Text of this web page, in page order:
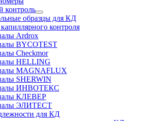
контроль
образцы для КД
контроля
Ardrox
BYCOTEST
Checkmor
HELLING
MAGNAFLUX
SHERWIN
ИНВОТЕКС
КЛЕВЕР
ЭЛИТЕСТ
для КД